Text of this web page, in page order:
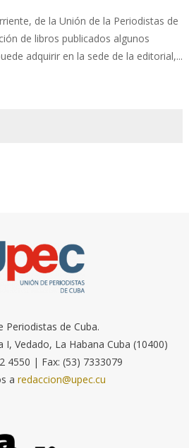
de la Unión de la Periodistas de
de libros publicados algunos
adquirir en la sede de la editorial,...
Periodistas de Cuba.
I, Vedado, La Habana Cuba (10400)
4550 | Fax: (53) 7333079
a redaccion@upec.cu